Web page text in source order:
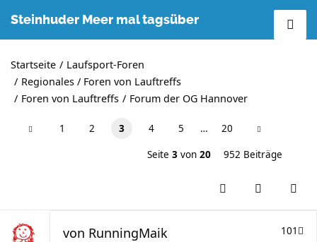
Steinhuder Meer mal tagsüber
Startseite
Laufsport-Foren
Regionales / Foren von Lauftreffs
Foren von Lauftreffs
Forum der OG Hannover
1 2 3 4 5 … 20
Seite 3 von 20 952 Beiträge
101
von RunningMaik